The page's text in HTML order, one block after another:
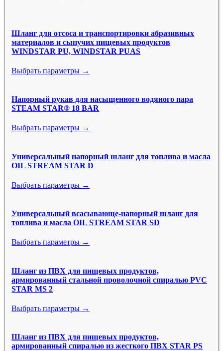
Шланг для отсоса и транспортировки абразивных
материалов и сыпучих пищевых продуктов
WINDSTAR PU, WINDSTAR PUAS
Выбрать параметры →
Напорный рукав для насыщенного водяного пара
STEAM STAR® 18 BAR
Выбрать параметры →
Универсальный напорный шланг для топлива и масла
OIL STREAM STAR D
Выбрать параметры →
Универсальный всасывающе-напорный шланг для
топлива и масла OIL STREAM STAR SD
Выбрать параметры →
Шланг из ПВХ для пищевых продуктов,
армированный стальной проволочной спиралью PVC
STAR MS 2
Выбрать параметры →
Шланг из ПВХ для пищевых продуктов,
армированный спиралью из жесткого ПВХ STAR PS